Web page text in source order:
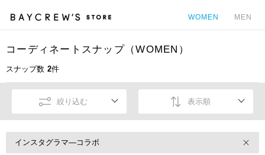
WOMEN MEN
コーディネートスナップ（WOMEN）
スナップ数 2件
絞り込む 表示順
インスタグラマ―コラボ